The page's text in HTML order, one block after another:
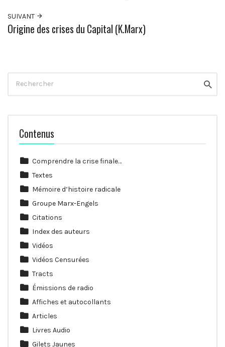
SUIVANT
Origine des crises du Capital (K.Marx)
Contenus
Comprendre la crise finale…
Textes
Mémoire d’histoire radicale
Groupe Marx-Engels
Citations
Index des auteurs
Vidéos
Vidéos Censurées
Tracts
Émissions de radio
Affiches et autocollants
Articles
Livres Audio
Gilets Jaunes